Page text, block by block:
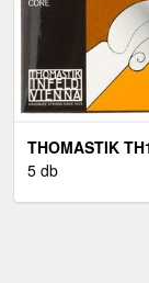
THOMASTIK
5 db